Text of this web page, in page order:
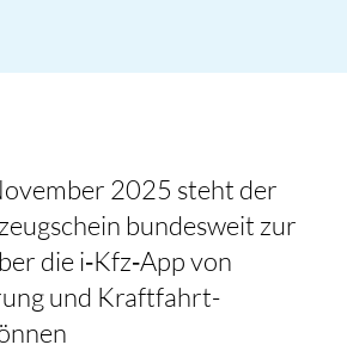
2025 steht der
bundesweit zur
die i‑Kfz‑App von
und Kraftfahrt-